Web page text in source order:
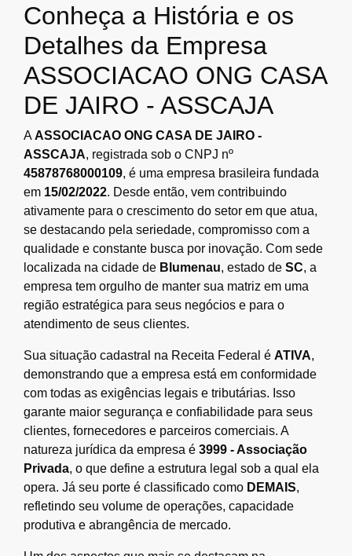
Conheça a História e os
Detalhes da Empresa
ASSOCIACAO ONG CASA
DE JAIRO - ASSCAJA
AASSOCIACAO ONG CASA DE JAIRO -
ASSCAJA, registrada sob o CNPJ nº
45878768000109, é uma empresa brasileira fundada
em 15/02/2022. Desde então, vem contribuindo
ativamente para o crescimento do setor em que atua,
se destacando pela seriedade, compromisso com a
qualidade e constante busca por inovação. Com sede
localizada na cidade de Blumenau, estado de SC, a
empresa tem orgulho de manter sua matriz em uma
região estratégica para seus negócios e para o
atendimento de seus clientes.
Sua situação cadastral na Receita Federal é ATIVA,
demonstrando que a empresa está em conformidade
com todas as exigências legais e tributárias. Isso
garante maior segurança e confiabilidade para seus
clientes, fornecedores e parceiros comerciais. A
natureza jurídica da empresa é 3999 - Associação
Privada, o que define a estrutura legal sob a qual ela
opera. Já seu porte é classificado como DEMAIS,
refletindo seu volume de operações, capacidade
produtiva e abrangência de mercado.